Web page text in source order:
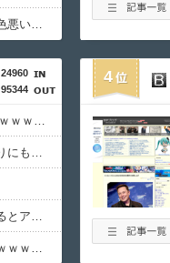
楽しんご「ジャンポケ斉藤さんを貶めた女は気色悪いとか言ってる癖にフ●ラするとか口だけは素直なんだな！週刊誌から金もらってるだろ」
24960
95344
【衝撃動画】令和のJS、レベチｗｗｗｗｗｗｗｗｗｗｗｗｗｗｗｗｗｗｗｗｗｗｗｗｗｗｗｗｗｗ
【超悲報】明日花キララさん、専門家からあまりにも非情な一言を告げられる
【放送事故】昔のドラマのレ◯プシーン、今見るとアウトすぎる・・・
【悲報】有吉弘行さん、また匂わせポストｗｗｗｗｗｗｗｗｗｗｗｗｗｗｗｗｗ
4